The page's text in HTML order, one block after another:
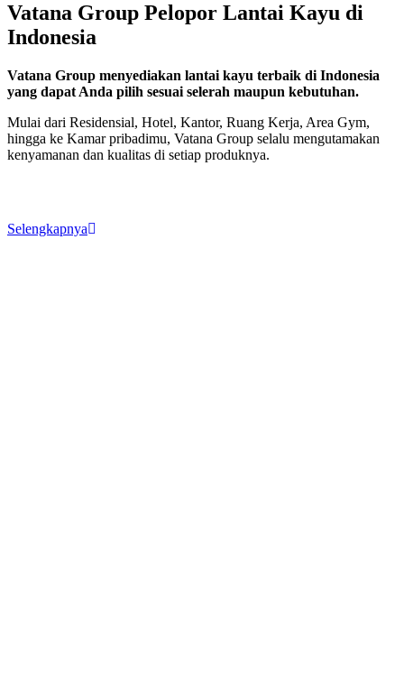
Vatana Group Pelopor Lantai Kayu di
Indonesia
Vatana Group menyediakan lantai kayu terbaik di Indonesia
yang dapat Anda pilih sesuai selerah maupun kebutuhan.
Mulai dari Residensial, Hotel, Kantor, Ruang Kerja, Area Gym,
hingga ke Kamar pribadimu, Vatana Group selalu mengutamakan
kenyamanan dan kualitas di setiap produknya.
Selengkapnya